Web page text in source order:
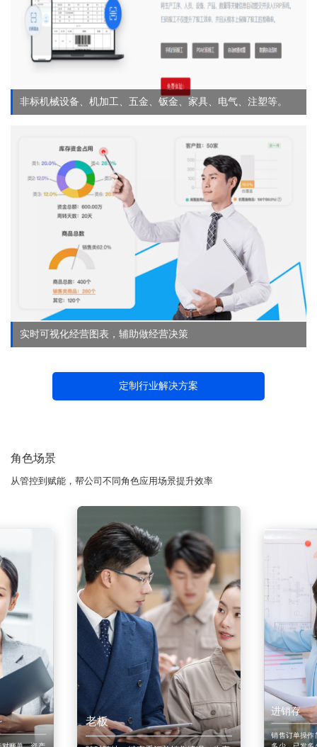
非标机械设备、机加工、五金、钣金、家具、电气、注塑等。
实时可视化经营图表，辅助做经营决策
定制行业解决方案
角色场景
从管控到赋能，帮公司不同角色应用场景提升效率
老板
进销存
销售订单操作